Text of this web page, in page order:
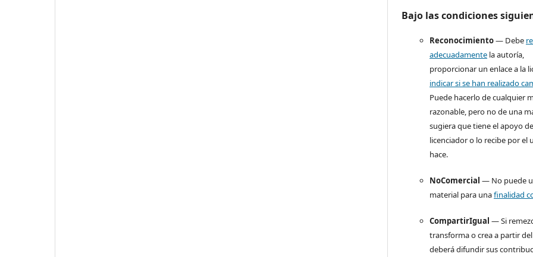
Bajo las condiciones
Reconocimiento— Debe
adecuadamente la autoría,
proporcionar un enlace a la
indicar si se han realizado
Puede hacerlo de cualquier
razonable, pero no de una
sugiera que tiene el apoyo
licenciador o lo recibe por el
hace.
NoComercial — No puede
material para unafinalidad
CompartirIgual — Si
transforma o crea a partir
deberá difundir sus